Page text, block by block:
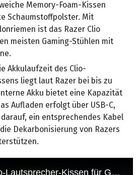
Memory-Foam-Kissen
Schaumstoffpolster. Mit
ist das Razer Clio
meisten Gaming-Stühlen mit
Akkulaufzeit des Clio-
liegt laut Razer bei bis zu
Akku bietet eine Kapazität
Aufladen erfolgt über USB-C,
ein entsprechendes Kabel
Dekarbonisierung von Razers
Razer Clio – Audio-Lautsprecher-Kissen für Gaming-Stühle